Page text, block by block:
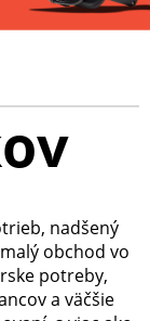
nadšený
obchod vo
potreby,
a väčšie